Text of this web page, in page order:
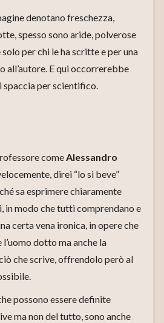
denotano freschezza,
spesso sono aride, polverose
per chi le ha scritte e per una
all’autore. E qui occorrerebbe
spaccia per scientifico.
comeAlessandro
direi “lo si beve”
sa esprimere chiaramente
modo che tutti comprendano e
certa vena ironica, in opere che
dotto ma anche la
che scrive, offrendolo però al
possono essere definite
ma non del tutto, sono anche